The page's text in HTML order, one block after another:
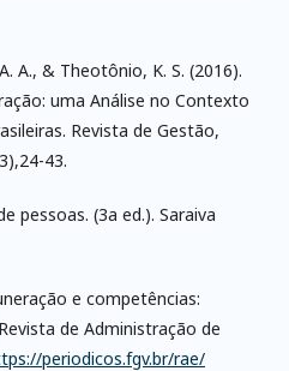
A., & Theotônio, K. S. (2016).
uma Análise no Contexto
Revista de Gestão,
43.
pessoas. (3a ed.). Saraiva
e competências:
de Administração de
periodicos.fgv.br/rae/